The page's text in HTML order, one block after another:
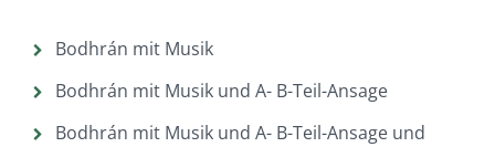
Bodhrán mit Musik
Bodhrán mit Musik und A- B-Teil-Ansage
Bodhrán mit Musik und A- B-Teil-Ansage und